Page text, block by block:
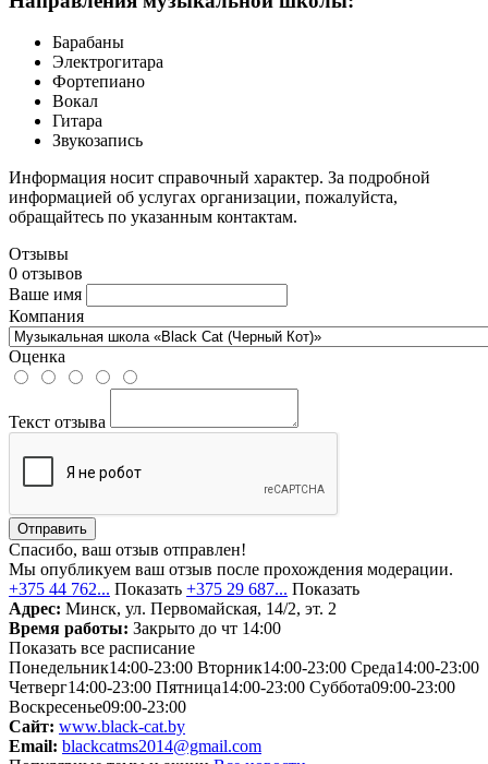
Барабаны
Электрогитара
Фортепиано
Вокал
Гитара
Звукозапись
Информация носит справочный характер. За подробной
информацией об услугах организации, пожалуйста,
обращайтесь по указанным контактам.
Отзывы
0 отзывов
Ваше имя
Компания
Оценка
Текст отзыва
Отправить
Спасибо, ваш отзыв отправлен!
Мы опубликуем ваш отзыв после прохождения модерации.
+375 44 762... Показать +375 29 687... Показать
Адрес: Минск, ул. Первомайская, 14/2, эт. 2
Время работы: Закрыто до чт 14:00
Показать все расписание
Понедельник14:00-23:00 Вторник14:00-23:00 Среда14:00-23:00
Четверг14:00-23:00 Пятница14:00-23:00 Суббота09:00-23:00
Воскресенье09:00-23:00
Сайт: www.black-cat.by
Email: blackcatms2014@gmail.com